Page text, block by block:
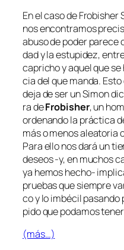
En el ca­so deFrobisher
nos en­con­tra­mos
abu­so de po­der
dad y la es­tu­pi­dez,
ca­pri­cho y aquel que
cia del que man­da.
de­ja de ser unSimon
ra deFrobisher, un
or­de­nan­do la prác­ti­ca
más o me­nos alea­to­ria
Para ello nos da­rá un
de­seos ‑y, en mu­chos
ya he­mos hecho-
prue­bas que siem­pre
co y lo im­bé­cil
pi­do que po­da­mos
(más…)